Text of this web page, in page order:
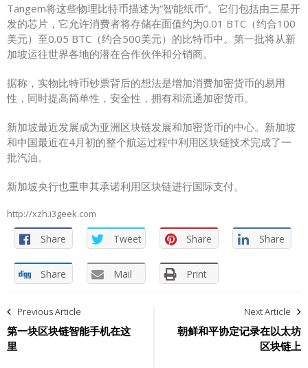
Tangem将这些物理比特币描述为“智能纸币”。它们包括由三星开
发的芯片，它允许消费者将存储在面值约为0.01 BTC（约合100
美元）至0.05 BTC（约合500美元）的比特币中。第一批将从新
加坡运往世界各地的潜在合作伙伴和分销商。
据称，实物比特币钞票背后的想法是增加消费加密货币的易用
性，同时提高简单性，安全性，拥有和流通加密货币。
新加坡最近发展成为亚洲区块链发展和加密货币的中心。新加坡
和中国最近在4月初的整个航运过程中利用区块链技术完成了一
批汽油。
新加坡央行也重申其承诺利用区块链进行国际支付。
http://xzh.i3geek.com
Share Tweet Share Share
Share Mail Print
章
导
Previous Article
第一块区块链智能手机在这
里
Next Article
朝鲜和平协定记录在以太坊
区块链上